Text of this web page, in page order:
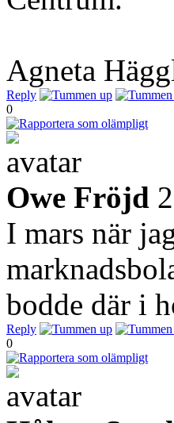
Agneta
Reply
0
Owe Fröjd
I mars när
bodde där i
Reply
0